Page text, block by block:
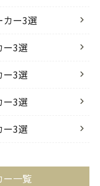
カー3選
ー3選
ー3選
ー3選
ー3選
ー一覧